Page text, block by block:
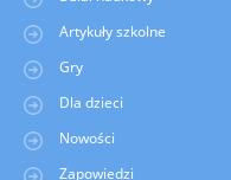
Artykuły szkolne
Gry
Dla dzieci
Nowości
Zapowiedzi